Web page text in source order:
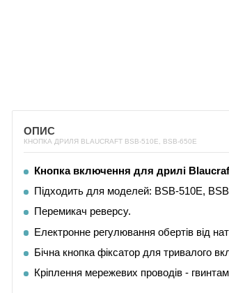
ОПИС
КНОПКА ДРИЛЯ BLAUCRAFT BSB-510E, BSB-650E
Кнопка включення для дрилі
Підходить для моделей: BSB-510E,
Перемикач реверсу.
Електронне регулювання обертів від
Бічна кнопка фіксатор для тривалого
Кріплення мережевих проводів -